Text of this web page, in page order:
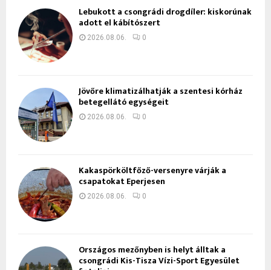
Lebukott a csongrádi drogdíler: kiskorúnak
adott el kábítószert
2026.08.06. 0
Jövőre klimatizálhatják a szentesi kórház
betegellátó egységeit
2026.08.06. 0
Kakaspörköltfőző-versenyre várják a
csapatokat Eperjesen
2026.08.06. 0
Országos mezőnyben is helyt álltak a
csongrádi Kis-Tisza Vízi-Sport Egyesület